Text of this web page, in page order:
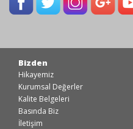
Bizden
Hikayemiz
Kurumsal Değerler
Kalite Belgeleri
Basında Biz
İletişim